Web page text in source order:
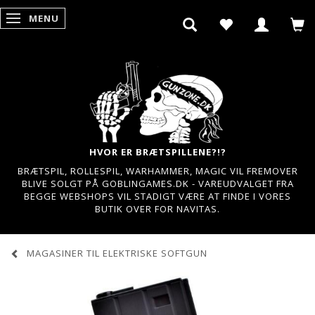
SKIFTE NAVIGATION
MENU
HVOR ER BRÆTSPILLENE?!?
BRÆTSPIL, ROLLESPIL, WARHAMMER, MAGIC VIL FREMOVER
BLIVE SOLGT PÅ GOBLINGAMES.DK - VAREUDVALGET FRA
BEGGE WEBSHOPS VIL STADIGT VÆRE AT FINDE I VORES
BUTIK OVER FOR NAVITAS.
MAGASINER TIL ELEKTRISKE SOFTGUN